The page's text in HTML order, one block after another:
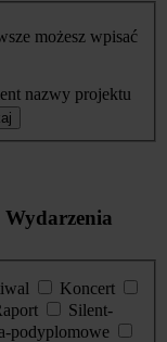
możesz wpisać
nazwy projektu
Koncert
Silent-
podyplomowe